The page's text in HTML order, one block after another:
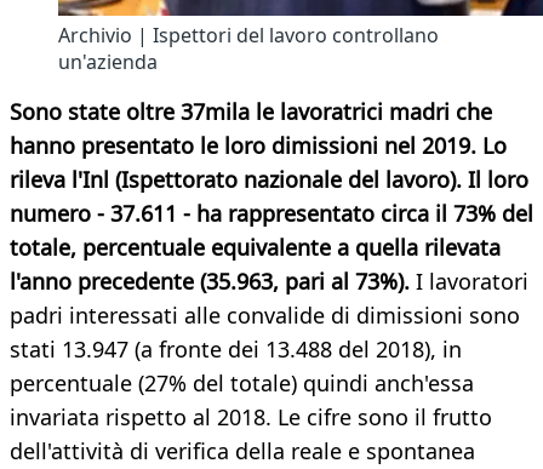
Archivio | Ispettori del lavoro controllano
un'azienda
Sono state oltre 37mila le lavoratrici madri che
hanno presentato le loro dimissioni nel 2019. Lo
rileva l'Inl (Ispettorato nazionale del lavoro). Il loro
numero - 37.611 - ha rappresentato circa il 73% del
totale, percentuale equivalente a quella rilevata
l'anno precedente (35.963, pari al 73%). I lavoratori
padri interessati alle convalide di dimissioni sono
stati 13.947 (a fronte dei 13.488 del 2018), in
percentuale (27% del totale) quindi anch'essa
invariata rispetto al 2018. Le cifre sono il frutto
dell'attività di verifica della reale e spontanea